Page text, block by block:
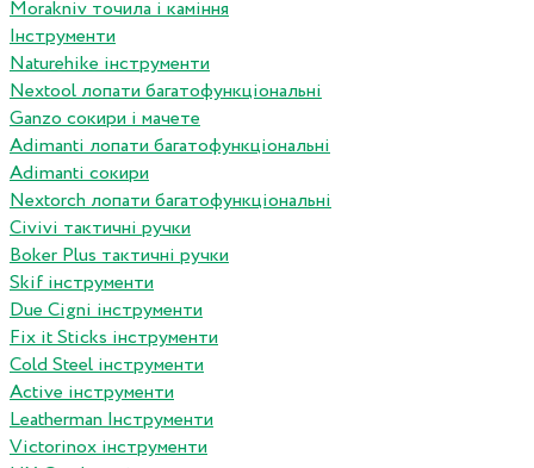
Morakniv точила і каміння
Інструменти
Naturehike інструменти
Nextool лопати багатофункціональні
Ganzo сокири і мачете
Adimanti лопати багатофункціональні
Adimanti сокири
Nextorch лопати багатофункціональні
Сivivi тактичні ручки
Boker Plus тактичні ручки
Skif інструменти
Due Cigni інструменти
Fix it Sticks інструменти
Сold Steel інструменти
Active інструменти
Leatherman Інструменти
Victorinox інструменти